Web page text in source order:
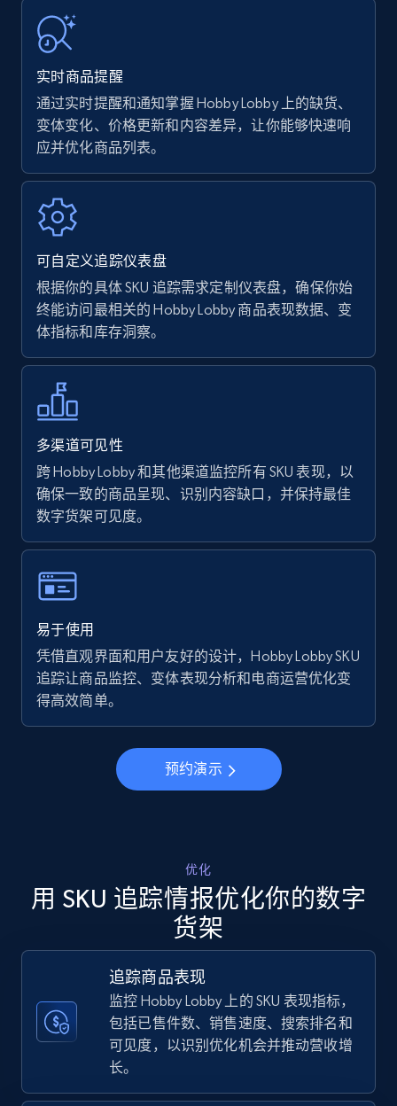
URL, Product name, Product rating, Product
rating object, Product rating max, Rating,
7.4K+ 870+ 立即开始
Walmart - products
URL, Final price, Sku, Currency, Gtin,
more.
5.6K+ 875+ 立即开始
Walmart - products - Find new products by
using specific category URL
URL, Final price, Sku, Currency, Gtin,
Specifications, Image urls, Top reviews, and
more.
Walmart - products - Collects products by
URL, Final price, Sku, Currency, Gtin,
Specifications, Image urls, Top reviews, and
more.
立即开始
URL, Final price, Sku, Currency, Gtin,
Specifications, Image urls, Top reviews, and
875+
TikTok Shop
URL, Title, Available, Description, Currency, Initial
实时商品提醒
通过实时提醒和通知掌握 Hobby Lobby 上的缺货、
变体变化、价格更新和内容差异，让你能够快速响
应并优化商品列表。
可自定义追踪仪表盘
根据你的具体 SKU 追踪需求定制仪表盘，确保你始
终能访问最相关的 Hobby Lobby 商品表现数据、变
体指标和库存洞察。
多渠道可见性
跨 Hobby Lobby 和其他渠道监控所有 SKU 表现，以
确保一致的商品呈现、识别内容缺口，并保持最佳
数字货架可见度。
易于使用
凭借直观界面和用户友好的设计，Hobby Lobby SKU
追踪让商品监控、变体表现分析和电商运营优化变
得高效简单。
预约演示
优化
用 SKU 追踪情报优化你的数字
货架
追踪商品表现
监控 Hobby Lobby 上的 SKU 表现指标，
包括已售件数、销售速度、搜索排名和
可见度，以识别优化机会并推动营收增
长。